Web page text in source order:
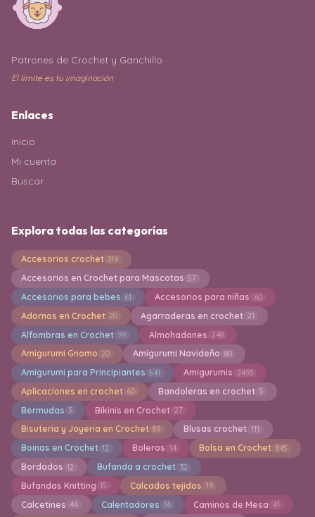
Patrones de Crochet y Ganchillo
El límite es tu imaginación
Enlaces
Inicio
Mi cuenta
Buscar
Explora todas las categorías
Accesorios crochet 319
Accesorios en Crochet para Mascotas 57
Accesorios para bebes 61 Accesorios para niñas 60
Adornos en Crochet 20 Agarraderas en crochet 21
Alfombras en Crochet 99 Almohadones 248
Amigurumi Gnomo 20 Amigurumi Navideño 80
Amigurumi para Principiantes 541 Amigurumis 2493
Aplicaciones en crochet 60 Bandoleras en crochet 5
Bermudas 3 Bikinis en Crochet 27
Bisuteria y Joyeria en Crochet 89 Blusas crochet 111
Boinas en Crochet 12 Boleros 14 Bolsa en Crochet 845
Bordados 12 Bufanda a crochet 32
Bufandas Knitting 15 Calcados tejidos 19
Calcetines 46 Calentadores 16 Caminos de Mesa 41